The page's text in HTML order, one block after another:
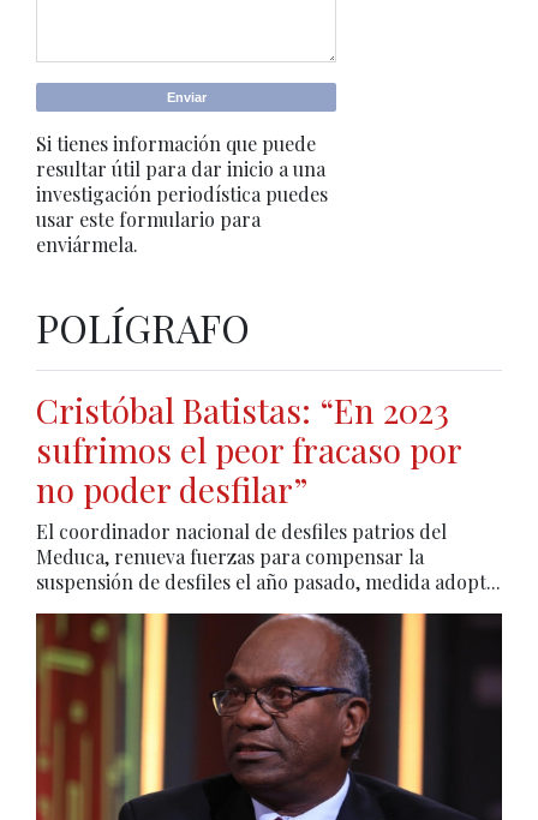
Si tienes información que puede
resultar útil para dar inicio a una
investigación periodística puedes
usar este formulario para
enviármela.
POLÍGRAFO
Cristóbal Batistas: “En 2023
sufrimos el peor fracaso por
no poder desfilar”
El coordinador nacional de desfiles patrios del
Meduca, renueva fuerzas para compensar la
suspensión de desfiles el año pasado, medida adopt...